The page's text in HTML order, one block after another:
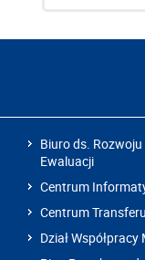
Biuro ds.
Ewaluacji
Centrum
Centrum
Dział